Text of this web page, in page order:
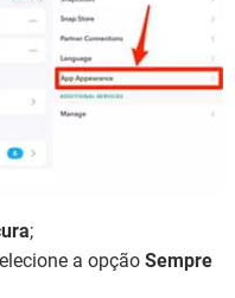
;
a opção Sempre